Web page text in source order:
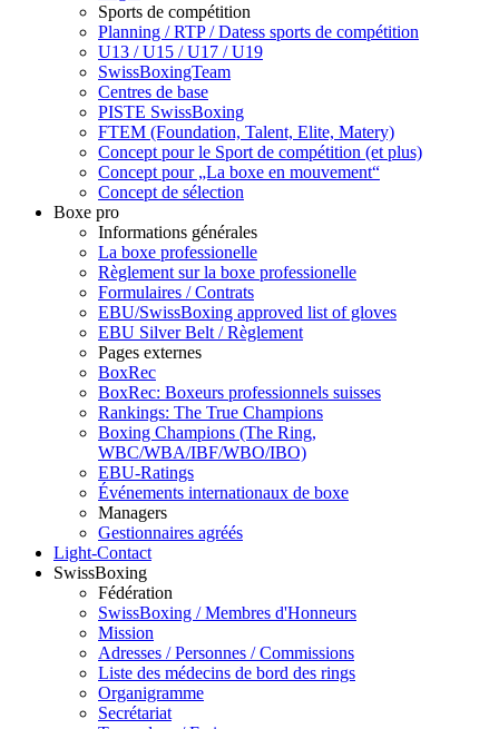
Sports de compétition
Planning / RTP / Datess sports de compétition
U13 / U15 / U17 / U19
SwissBoxingTeam
Centres de base
PISTE SwissBoxing
FTEM (Foundation, Talent, Elite, Matery)
Concept pour le Sport de compétition (et plus)
Concept pour „La boxe en mouvement“
Concept de sélection
Boxe pro
Informations générales
La boxe professionelle
Règlement sur la boxe professionelle
Formulaires / Contrats
EBU/SwissBoxing approved list of gloves
EBU Silver Belt / Règlement
Pages externes
BoxRec
BoxRec: Boxeurs professionnels suisses
Rankings: The True Champions
Boxing Champions (The Ring,
WBC/WBA/IBF/WBO/IBO)
EBU-Ratings
Événements internationaux de boxe
Managers
Gestionnaires agréés
Light-Contact
SwissBoxing
Fédération
SwissBoxing / Membres d'Honneurs
Mission
Adresses / Personnes / Commissions
Liste des médecins de bord des rings
Organigramme
Secrétariat